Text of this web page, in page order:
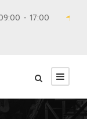
- 17:00